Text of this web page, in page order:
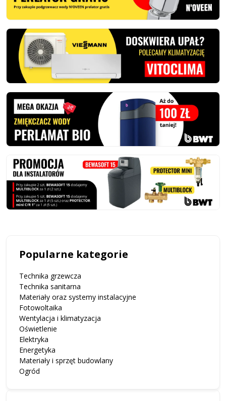
Popularne kategorie
Technika grzewcza
Technika sanitarna
Materiały oraz systemy instalacyjne
Fotowoltaika
Wentylacja i klimatyzacja
Oświetlenie
Elektryka
Energetyka
Materiały i sprzęt budowlany
Ogród